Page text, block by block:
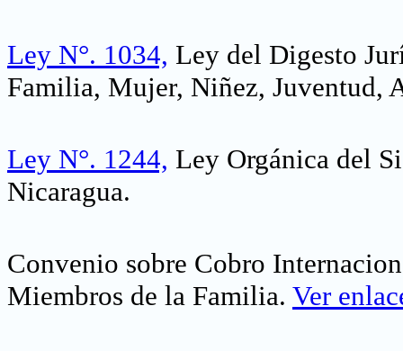
Ley N°. 1034, Ley del Digesto
Familia, Mujer, Niñez, Juventud,
Ley N°. 1244, Ley Orgánica del
Nicaragua.
Convenio sobre Cobro
Miembros de la Familia. Ver